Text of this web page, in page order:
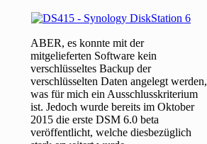
ABER, es konnte mit der
mitgelieferten Software kein
verschlüsseltes Backup der
verschlüsselten Daten angelegt werden,
was für mich ein Ausschlusskriterium
ist. Jedoch wurde bereits im Oktober
2015 die erste DSM 6.0 beta
veröffentlicht, welche diesbezüglich